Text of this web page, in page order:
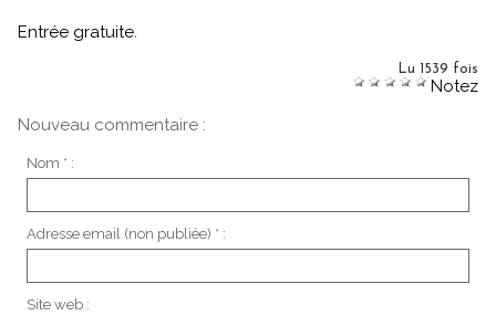
Entrée gratuite.
Lu 1539 fois
Notez
Nouveau commentaire :
Nom * :
Adresse email (non publiée) * :
Site web :